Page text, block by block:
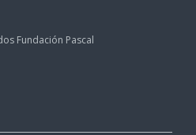
Fundación Pascal